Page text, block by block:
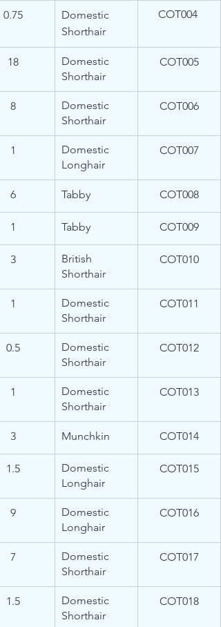
COT004
Domestic
Shorthair
0.75
COT005
Domestic
Shorthair
18
​COT006
Domestic
Shorthair
8
COT007
Domestic
Longhair
1
​COT008
Tabby
6
COT009
​Tabby
1
COT010
British
Shorthair
3
COT011
Domestic
Shorthair
1
COT012
Domestic
Shorthair
0.5
COT013
Domestic
Shorthair
1
COT014
Munchkin
3
​COT015
Domestic
Longhair
1.5
COT016
Domestic
Longhair
9
COT017
Domestic
Shorthair
7
COT018
Domestic
Shorthair
1.5